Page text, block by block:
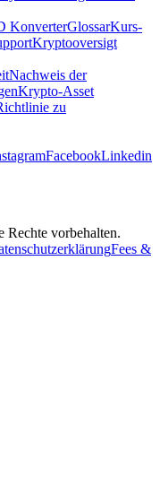
KonverterGlossarKurs-
Kryptooversigt
Nachweis der
Krypto-Asset
zu
FacebookLinkedin
vorbehalten.
Fees &